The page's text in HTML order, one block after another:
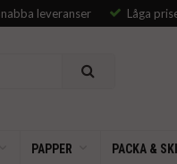
leveranser Låga
PAPPER PACKA &